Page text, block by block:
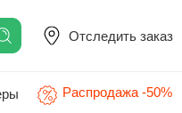
Отследить заказ
Распродажа -50%